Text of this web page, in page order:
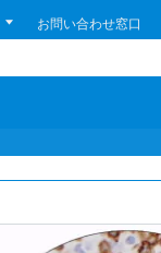
お問い合わせ窓口